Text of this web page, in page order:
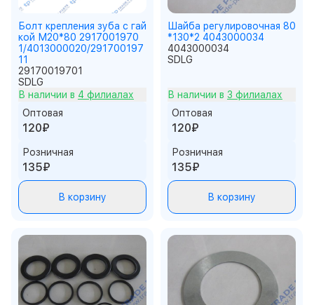
Болт крепления зуба с гай
кой М20*80 2917001970
1/4013000020/291700197
11
29170019701
SDLG
В наличии в 4 филиалах
Оптовая
120₽
Розничная
135₽
В корзину
Шайба регулировочная 80
*130*2 4043000034
4043000034
SDLG
В наличии в 3 филиалах
Оптовая
120₽
Розничная
135₽
В корзину